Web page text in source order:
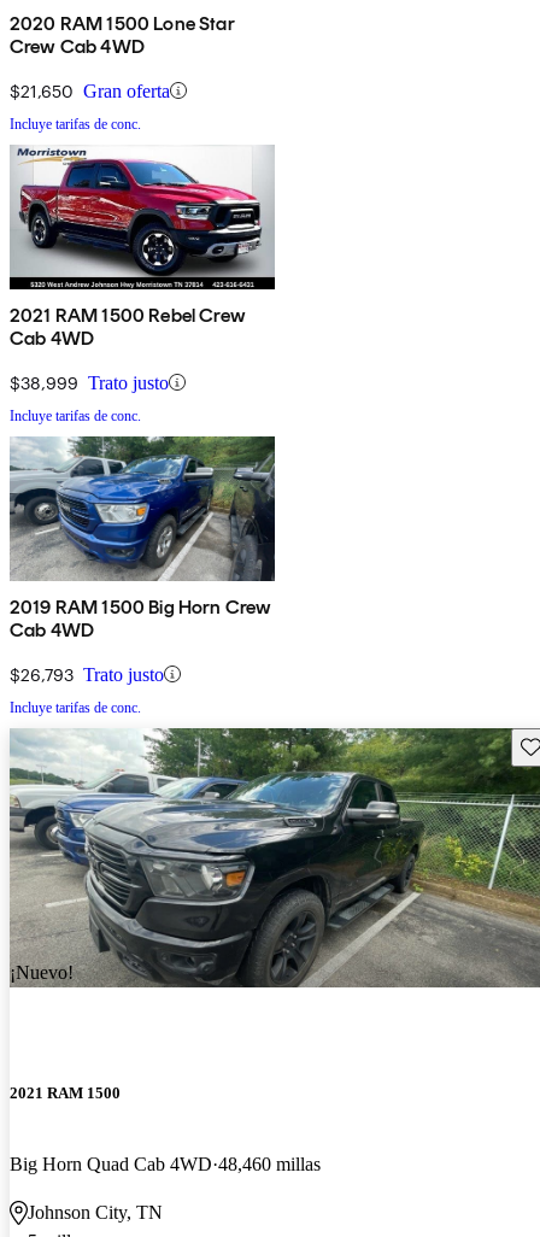
2020 RAM 1500 Lone Star
Crew Cab 4WD
$21,650 Gran oferta
Incluye tarifas de conc.
2021 RAM 1500 Rebel Crew
Cab 4WD
$38,999 Trato justo
Incluye tarifas de conc.
2019 RAM 1500 Big Horn Crew
Cab 4WD
$26,793 Trato justo
Incluye tarifas de conc.
¡Nuevo!
2021 RAM 1500
Big Horn Quad Cab 4WD 48,460 millas
Johnson City, TN